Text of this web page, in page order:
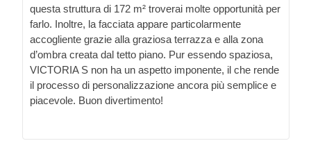
questa struttura di 172 m² troverai molte opportunità per
farlo. Inoltre, la facciata appare particolarmente
accogliente grazie alla graziosa terrazza e alla zona
d’ombra creata dal tetto piano. Pur essendo spaziosa,
VICTORIA S non ha un aspetto imponente, il che rende
il processo di personalizzazione ancora più semplice e
piacevole. Buon divertimento!